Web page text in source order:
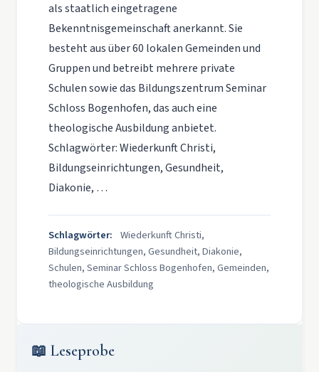
als staatlich eingetragene
Bekenntnisgemeinschaft anerkannt. Sie
besteht aus über 60 lokalen Gemeinden und
Gruppen und betreibt mehrere private
Schulen sowie das Bildungszentrum Seminar
Schloss Bogenhofen, das auch eine
theologische Ausbildung anbietet.
Schlagwörter: Wiederkunft Christi,
Bildungseinrichtungen, Gesundheit,
Diakonie, …
Schlagwörter: Wiederkunft Christi,
Bildungseinrichtungen, Gesundheit, Diakonie,
Schulen, Seminar Schloss Bogenhofen, Gemeinden,
theologische Ausbildung
📖 Leseprobe